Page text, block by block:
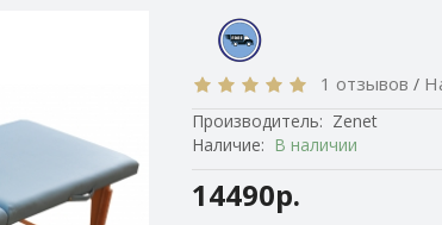
1 отзывов /
Производитель: Zenet
Наличие: В наличии
14490р.